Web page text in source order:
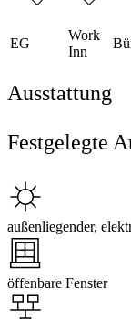
EG
Work
Inn
Ausstattung
Festgelegte
außenliegender,
öffenbare Fenster